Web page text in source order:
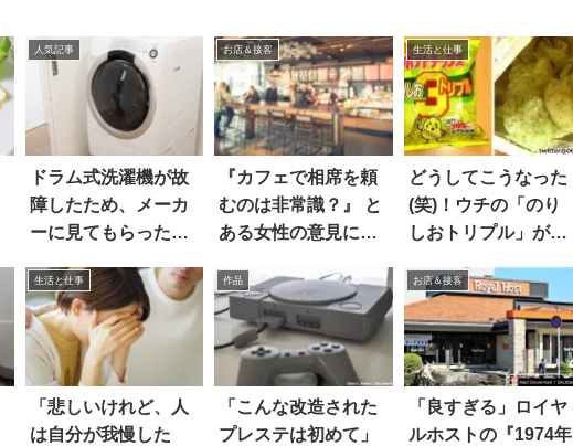
人気記事
ドラム式洗濯機が故
障したため、メーカ
ーに見てもらった
お店＆接客
『カフェで相席を頼
むのは非常識？』 と
ある女性の意見に、
る！
生活と仕事
どうしてこうなった
(笑)！ウチの「のり
しおトリプル」がか
生活と仕事
「悲しいけれど、人
は自分が我慢した
作品
「こんな改造された
プレステは初めて」
お店＆接客
「良すぎる」ロイヤ
ルホストの『1974年